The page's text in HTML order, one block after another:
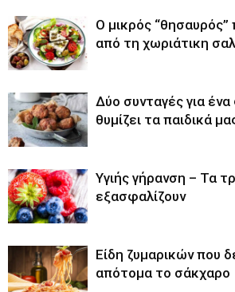
O μικρός “θησαυρός”
από τη χωριάτικη
Δύο συνταγές για
θυμίζει τα παιδικά
Υγιής γήρανση – Τα
εξασφαλίζουν
Είδη ζυμαρικών που
απότομα το σάκχαρο